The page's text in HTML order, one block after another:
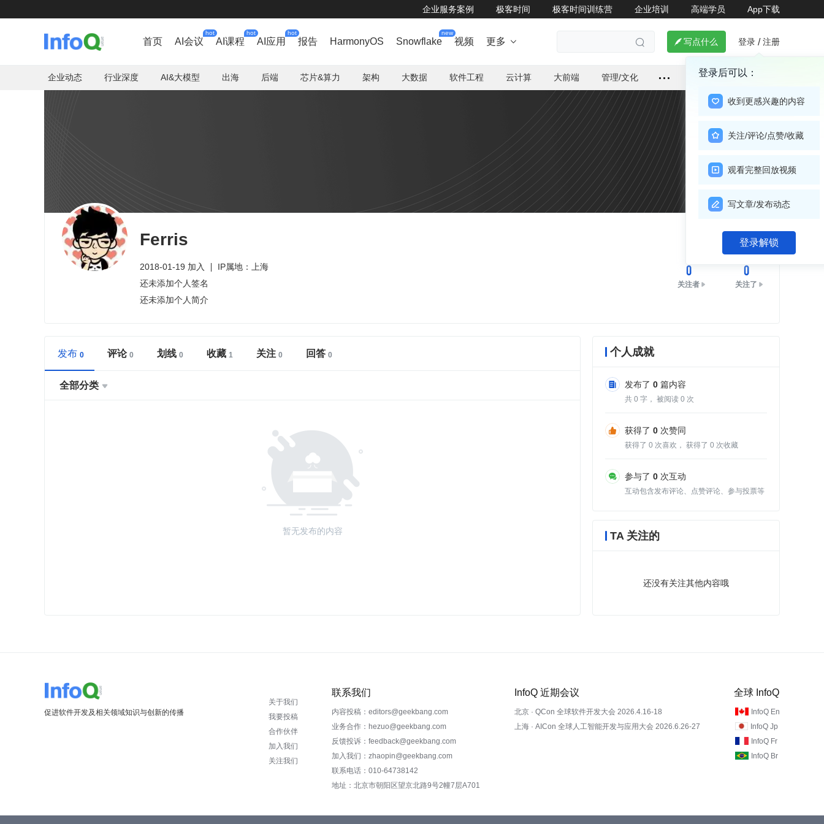
企业服务案例 极客时间 极客时间训练营 企业培训 高端学员 App下载
首页 AI会议
hot
AI课程
hot
AI应用
hot
报告 HarmonyOS Snowflake
new
视频 更多    写点什么 登录 / 注册
登录后可以：
收到更感兴趣的内容
关注/评论/点赞/收藏
观看完整回放视频
写文章/发布动态
登录解锁
企业动态 行业深度 AI&大模型 出海 后端 芯片&算力 架构 大数据 软件工程 云计算 大前端 管理/文化
Ferris
2018-01-19 加入
IP属地：上海
还未添加个人签名
还未添加个人简介
关注
0
关注者
0
关注了
发布 评论 划线 收藏 关注 回答
全部分类 
暂无发布的内容
个人成就
发布了 0 篇内容
共 0 字， 被阅读 0 次
获得了 0 次赞同
获得了 0 次喜欢， 获得了 0 次收藏
参与了 0 次互动
互动包含发布评论、点赞评论、参与投票等
TA 关注的
还没有关注其他内容哦
促进软件开发及相关领域知识与创新的传播
关于我们
我要投稿
合作伙伴
加入我们
关注我们
联系我们
内容投稿：editors@geekbang.com
业务合作：hezuo@geekbang.com
反馈投诉：feedback@geekbang.com
加入我们：zhaopin@geekbang.com
联系电话：010-64738142
地址：北京市朝阳区望京北路9号2幢7层A701
InfoQ 近期会议
北京 · QCon 全球软件开发大会 2026.4.16-18
上海 · AICon 全球人工智能开发与应用大会 2026.6.26-27
全球 InfoQ
InfoQ En
InfoQ Jp
InfoQ Fr
InfoQ Br